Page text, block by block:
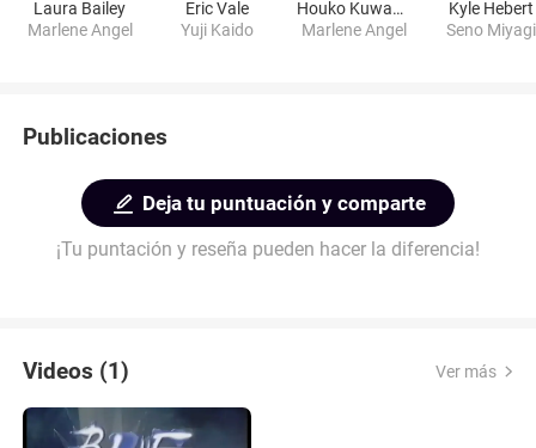
Laura Bailey
Marlene Angel
Eric Vale
Yuji Kaido
Houko Kuwashima
Marlene Angel
Kyle Hebert
Seno Miyagi
Publicaciones
Deja tu puntuación y comparte
¡Tu puntación y reseña pueden hacer la diferencia!
Videos (1) Ver más